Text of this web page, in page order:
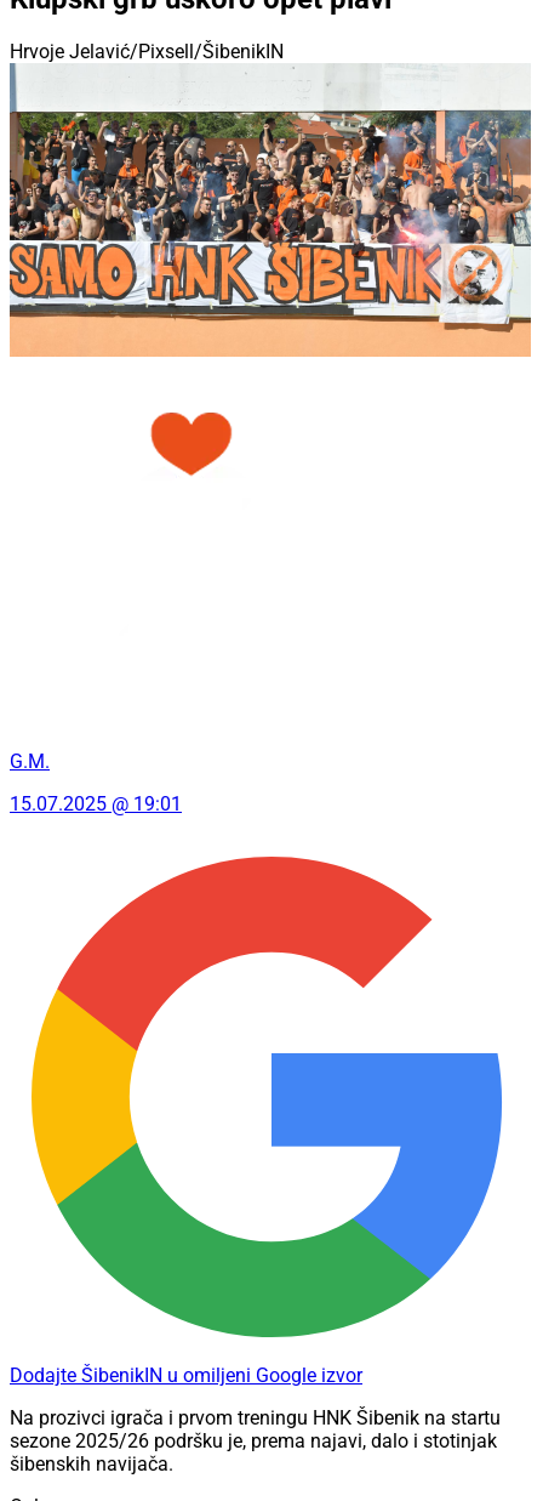
Hrvoje Jelavić/Pixsell/ŠibenikIN
G.M.
15.07.2025 @ 19:01
Dodajte ŠibenikIN u omiljeni Google izvor
Na prozivci igrača i prvom treningu HNK Šibenik na startu
sezone 2025/26 podršku je, prema najavi, dalo i stotinjak
šibenskih navijača.